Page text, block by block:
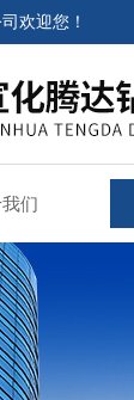
欢迎您！
们